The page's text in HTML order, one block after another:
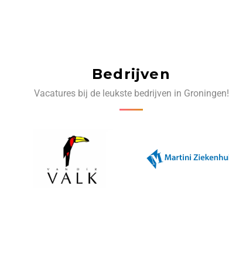
Bedrijven
Vacatures bij de leukste bedrijven in Groningen!